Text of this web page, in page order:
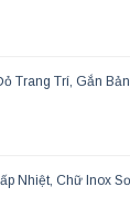
Trang Trí, Gắn
Nhiệt, Chữ Inox